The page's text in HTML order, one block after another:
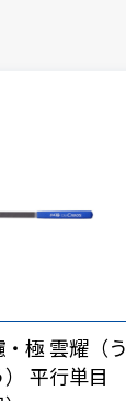
極 雲耀（う
平行単目